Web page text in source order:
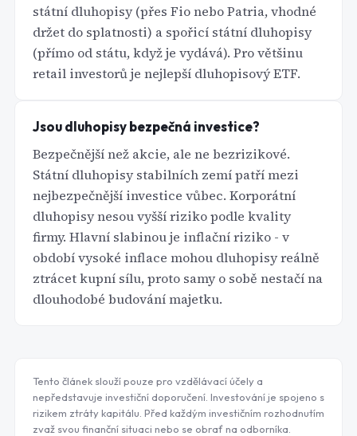
státní dluhopisy (přes Fio nebo Patria, vhodné
držet do splatnosti) a spořicí státní dluhopisy
(přímo od státu, když je vydává). Pro většinu
retail investorů je nejlepší dluhopisový ETF.
Jsou dluhopisy bezpečná investice?
Bezpečnější než akcie, ale ne bezrizikové.
Státní dluhopisy stabilních zemí patří mezi
nejbezpečnější investice vůbec. Korporátní
dluhopisy nesou vyšší riziko podle kvality
firmy. Hlavní slabinou je inflační riziko - v
období vysoké inflace mohou dluhopisy reálně
ztrácet kupní sílu, proto samy o sobě nestačí na
dlouhodobé budování majetku.
Tento článek slouží pouze pro vzdělávací účely a
nepředstavuje investiční doporučení. Investování je spojeno s
rizikem ztráty kapitálu. Před každým investičním rozhodnutím
zvaž svou finanční situaci nebo se obrať na odborníka.